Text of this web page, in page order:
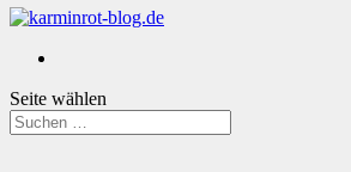
Seite wählen